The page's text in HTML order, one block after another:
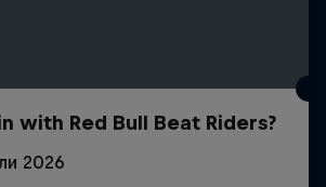
with Red Bull Beat Riders?
2026